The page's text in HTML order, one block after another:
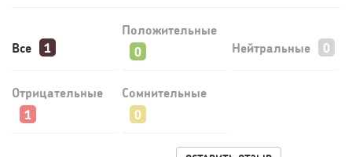
Прокат квадроциклов: инвестиции 2 млн рублей,
прибыль 300 тысяч...
Все
Положительные
Нейтральные
Отрицательные Сомнительные